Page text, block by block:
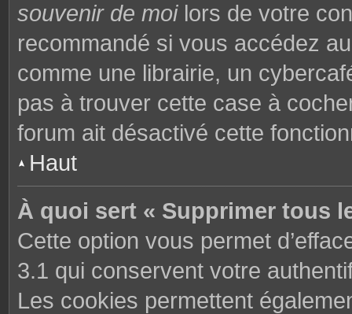
souvenir de moilors de votre
recommandé si vous accédez
comme une librairie, un
pas à trouver cette case à
forum ait désactivé cette
Haut
À quoi sert « Supprimer tous
Cette option vous permet
3.1 qui conservent votre
Les cookies permettent